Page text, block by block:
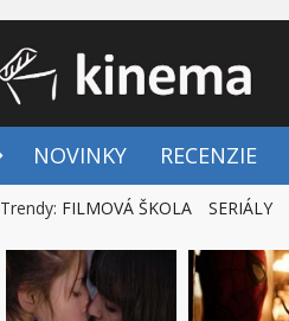
NOVINKY RECENZIE
Trendy: FILMOVÁ ŠKOLA SERIÁLY